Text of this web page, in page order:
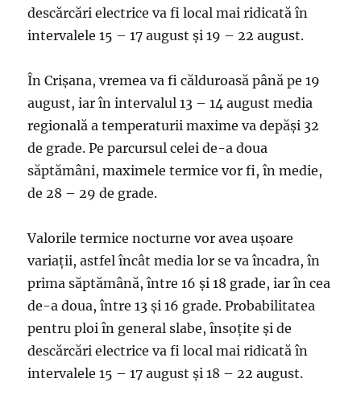
descărcări electrice va fi local mai ridicată în
intervalele 15 – 17 august şi 19 – 22 august.
În Crişana, vremea va fi călduroasă până pe 19
august, iar în intervalul 13 – 14 august media
regională a temperaturii maxime va depăşi 32
de grade. Pe parcursul celei de-a doua
săptămâni, maximele termice vor fi, în medie,
de 28 – 29 de grade.
Valorile termice nocturne vor avea uşoare
variaţii, astfel încât media lor se va încadra, în
prima săptămână, între 16 şi 18 grade, iar în cea
de-a doua, între 13 şi 16 grade. Probabilitatea
pentru ploi în general slabe, însoţite şi de
descărcări electrice va fi local mai ridicată în
intervalele 15 – 17 august şi 18 – 22 august.